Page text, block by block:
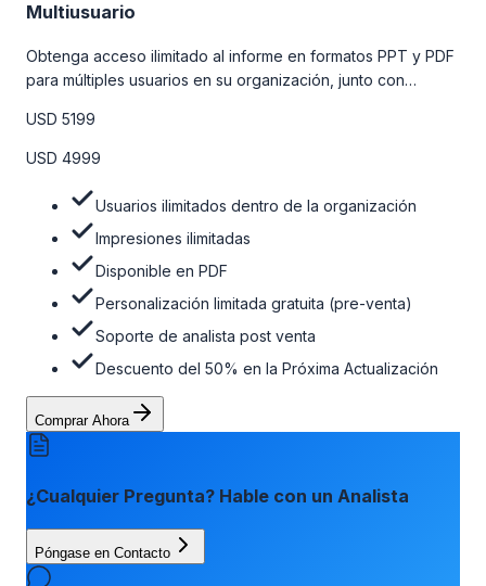
Multiusuario
Obtenga acceso ilimitado al informe en formatos PPT y PDF
para múltiples usuarios en su organización, junto con
venta, el soporte post-venta de nuestros analistas y una
opción de actualización gratuita del informe dentro de 180
la tabla de precios a continuación.
USD 5199
USD 4999
Usuarios ilimitados dentro de la organización
Impresiones ilimitadas
Disponible en PDF
Personalización limitada gratuita (pre-venta)
Soporte de analista post venta
Descuento del 50% en la Próxima Actualización
Comprar Ahora
¿Cualquier Pregunta? Hable con un Analista
Póngase en Contacto